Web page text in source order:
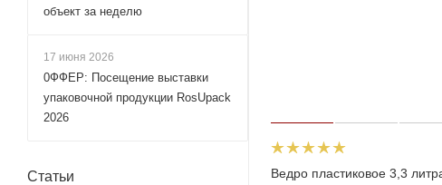
Ведро пластиковое 3,3
объект за неделю
17 июня 2026
0ФФЕР: Посещение выставки
упаковочной продукции RosUpack
2026
Статьи